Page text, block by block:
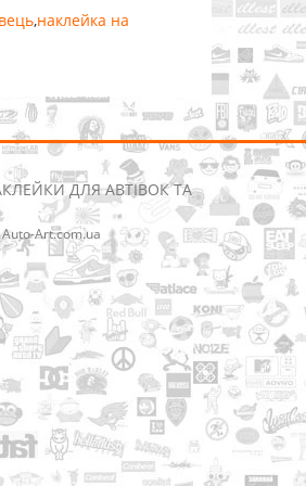
,наклейка на
ДЛЯ АВТІВОК ТА
Art.com.ua